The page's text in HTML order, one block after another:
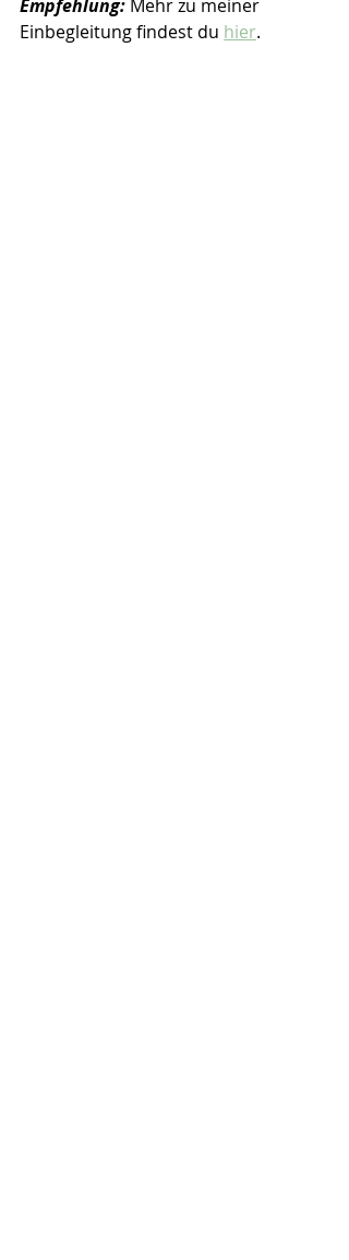
Empfehlung: Mehr zu meiner
Einbegleitung findest du hier.